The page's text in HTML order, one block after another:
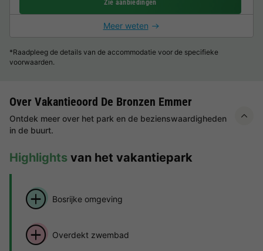
Zie aanbiedingen
Meer weten
*Raadpleeg de details van de accommodatie voor de specifieke
voorwaarden.
Over Vakantieoord De Bronzen Emmer
Ontdek meer over het park en de bezienswaardigheden
in de buurt.
Highlights van het vakantiepark
Bosrijke omgeving
Overdekt zwembad